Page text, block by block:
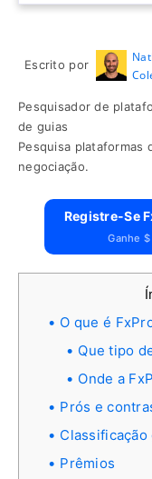
Escrito por
Pesquisador de
de guias
Pesquisa plataformas
negociação.
Registre-Se
Ganhe
O que é
Que tipo
Onde a
Prós e
Prêmios